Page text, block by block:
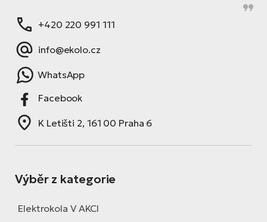
+420 220 991 111
info@ekolo.cz
WhatsApp
Facebook
K Letišti 2, 161 00 Praha 6
Výběr z kategorie
Elektrokola V AKCI